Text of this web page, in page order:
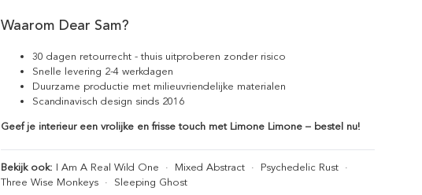
Waarom Dear Sam?
30 dagen retourrecht - thuis uitproberen zonder risico
Snelle levering 2-4 werkdagen
Duurzame productie met milieuvriendelijke materialen
Scandinavisch design sinds 2016
Geef je interieur een vrolijke en frisse touch met Limone Limone – bestel nu!
Bekijk ook: I Am A Real Wild One · Mixed Abstract · Psychedelic Rust ·
Three Wise Monkeys · Sleeping Ghost